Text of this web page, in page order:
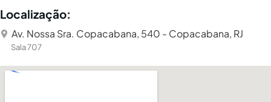
Localização:
Av. Nossa Sra. Copacabana, 540 - Copacabana, RJ
Sala 707